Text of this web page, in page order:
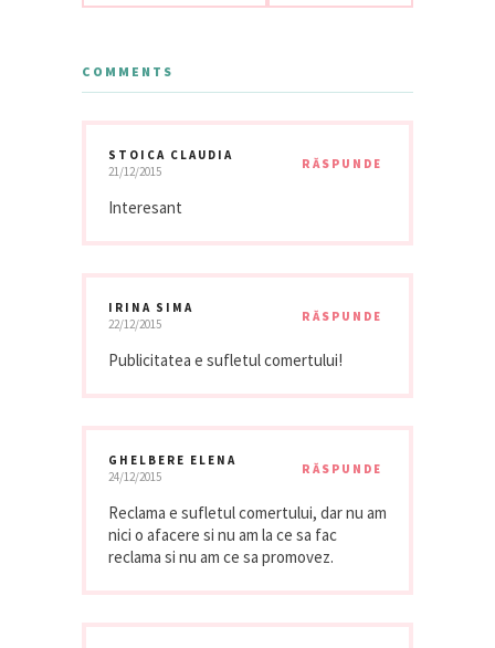
COMMENTS
STOICA CLAUDIA
21/12/2015
RĂSPUNDE
Interesant
IRINA SIMA
22/12/2015
RĂSPUNDE
Publicitatea e sufletul comertului!
GHELBERE ELENA
24/12/2015
RĂSPUNDE
Reclama e sufletul comertului, dar nu am
nici o afacere si nu am la ce sa fac
reclama si nu am ce sa promovez.